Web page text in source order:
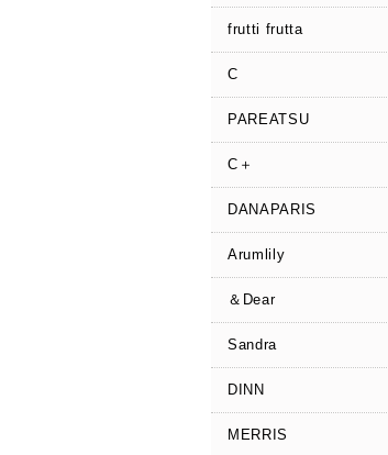
frutti frutta
C
PAREATSU
C＋
DANAPARIS
Arumlily
＆Dear
Sandra
DINN
MERRIS